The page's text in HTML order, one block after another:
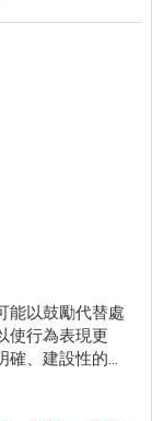
能以鼓勵代替處
使行為表現更
、建設性的用